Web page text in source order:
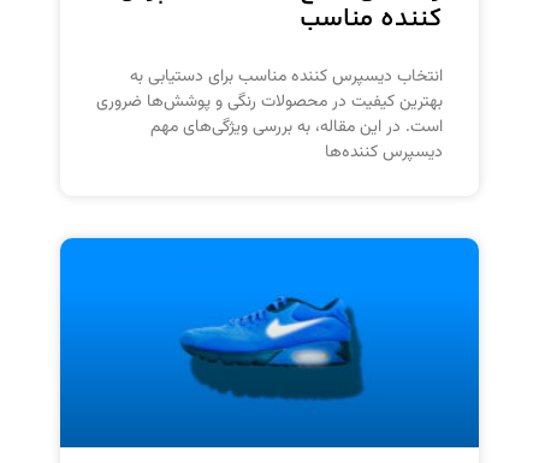
کننده مناسب
انتخاب دیسپرس کننده مناسب برای دستیابی به
بهترین کیفیت در محصولات رنگی و پوشش‌ها ضروری
است. در این مقاله، به بررسی ویژگی‌های مهم
دیسپرس کننده‌ها